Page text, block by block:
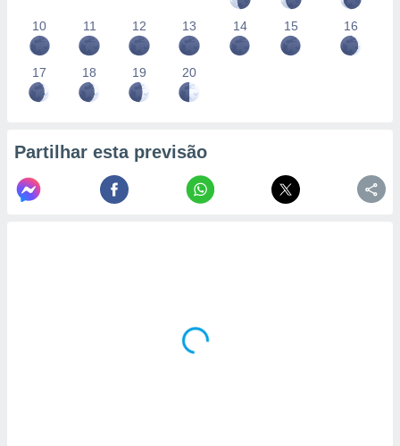
10 11 12 13 14 15 16
17 18 19 20
Partilhar esta previsão